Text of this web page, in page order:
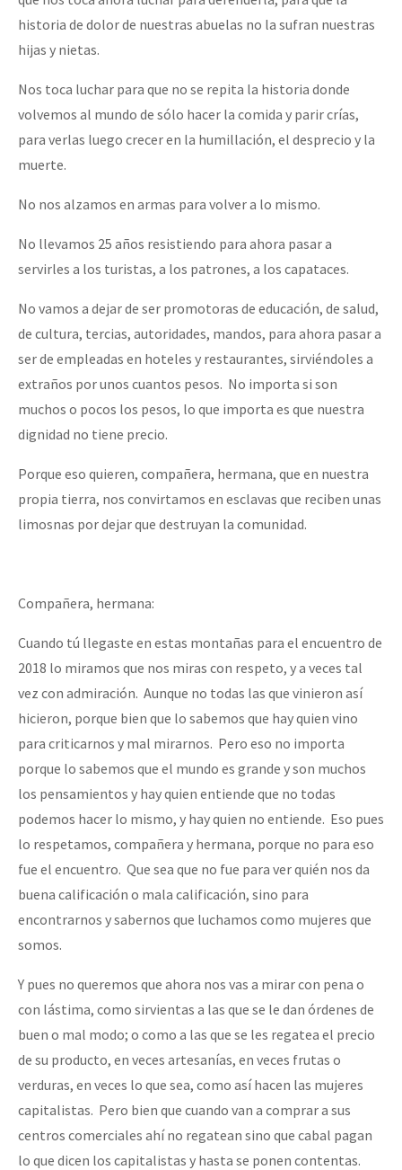
historia de dolor de nuestras abuelas no la sufran nuestras
hijas y nietas.
Nos toca luchar para que no se repita la historia donde
volvemos al mundo de sólo hacer la comida y parir crías,
para verlas luego crecer en la humillación, el desprecio y la
muerte.
No nos alzamos en armas para volver a lo mismo.
No llevamos 25 años resistiendo para ahora pasar a
servirles a los turistas, a los patrones, a los capataces.
No vamos a dejar de ser promotoras de educación, de salud,
de cultura, tercias, autoridades, mandos, para ahora pasar a
ser de empleadas en hoteles y restaurantes, sirviéndoles a
extraños por unos cuantos pesos. No importa si son
muchos o pocos los pesos, lo que importa es que nuestra
dignidad no tiene precio.
Porque eso quieren, compañera, hermana, que en nuestra
propia tierra, nos convirtamos en esclavas que reciben unas
limosnas por dejar que destruyan la comunidad.
Compañera, hermana:
Cuando tú llegaste en estas montañas para el encuentro de
2018 lo miramos que nos miras con respeto, y a veces tal
vez con admiración. Aunque no todas las que vinieron así
hicieron, porque bien que lo sabemos que hay quien vino
para criticarnos y mal mirarnos. Pero eso no importa
porque lo sabemos que el mundo es grande y son muchos
los pensamientos y hay quien entiende que no todas
podemos hacer lo mismo, y hay quien no entiende. Eso pues
lo respetamos, compañera y hermana, porque no para eso
fue el encuentro. Que sea que no fue para ver quién nos da
buena calificación o mala calificación, sino para
encontrarnos y sabernos que luchamos como mujeres que
somos.
Y pues no queremos que ahora nos vas a mirar con pena o
con lástima, como sirvientas a las que se le dan órdenes de
buen o mal modo; o como a las que se les regatea el precio
de su producto, en veces artesanías, en veces frutas o
verduras, en veces lo que sea, como así hacen las mujeres
capitalistas. Pero bien que cuando van a comprar a sus
centros comerciales ahí no regatean sino que cabal pagan
lo que dicen los capitalistas y hasta se ponen contentas.